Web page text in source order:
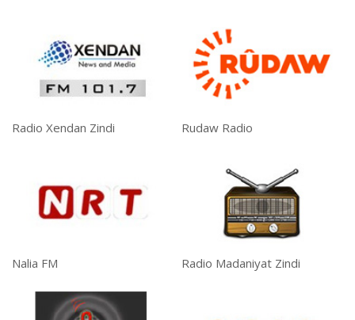
Radio Xendan Zindi Rudaw Radio
Nalia FM Radio Madaniyat Zindi